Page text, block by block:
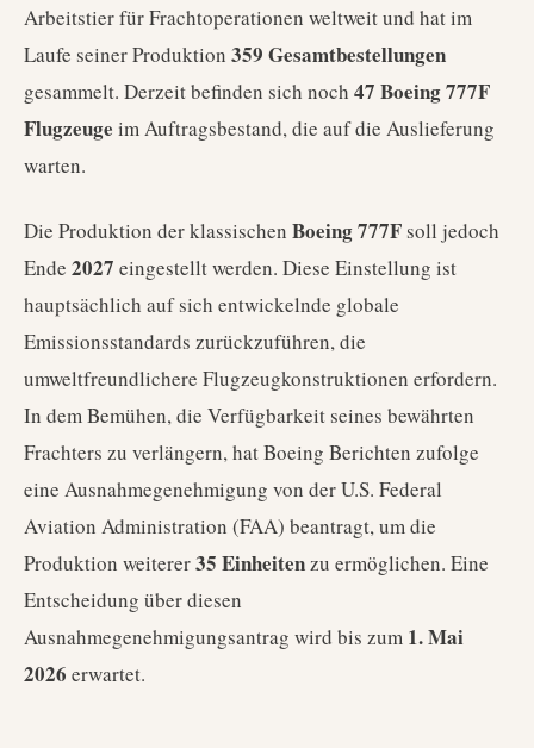
Arbeitstier für Frachtoperationen weltweit und hat im
Laufe seiner Produktion 359 Gesamtbestellungen
gesammelt. Derzeit befinden sich noch 47 Boeing 777F
Flugzeuge im Auftragsbestand, die auf die Auslieferung
warten.
Die Produktion der klassischen Boeing 777Fsoll jedoch
Ende 2027 eingestellt werden. Diese Einstellung ist
hauptsächlich auf sich entwickelnde globale
Emissionsstandards zurückzuführen, die
umweltfreundlichere Flugzeugkonstruktionen erfordern.
In dem Bemühen, die Verfügbarkeit seines bewährten
Frachters zu verlängern, hat Boeing Berichten zufolge
eine Ausnahmegenehmigung von der U.S. Federal
Aviation Administration (FAA) beantragt, um die
Produktion weiterer35 Einheitenzu ermöglichen. Eine
Entscheidung über diesen
Ausnahmegenehmigungsantrag wird bis zum 1. Mai
2026 erwartet.